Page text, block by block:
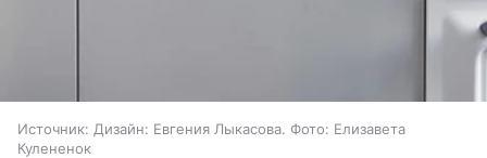
Источник: Дизайн: Евгения Лыкасова. Фото: Елизавета
Кулененок